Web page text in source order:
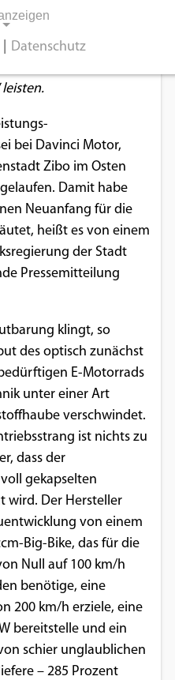
nach Europa
bei Davinci Motor,
Zibo im Osten
Damit habe
Neuanfang für die
heißt es von einem
der Stadt
Pressemitteilung
klingt, so
des optisch zunächst
E-Motorrads
unter einer Art
verschwindet.
ist nichts zu
dass der
gekapselten
wird. Der Hersteller
von einem
Big-Bike, das für die
Null auf 100 km/h
benötige, eine
200 km/h erziele, eine
bereitstelle und ein
schier unglaublichen
– 285 Prozent
der Website
die ausgewählten
des Benutzers
und
anzeigen zu
externen
Datenschutz